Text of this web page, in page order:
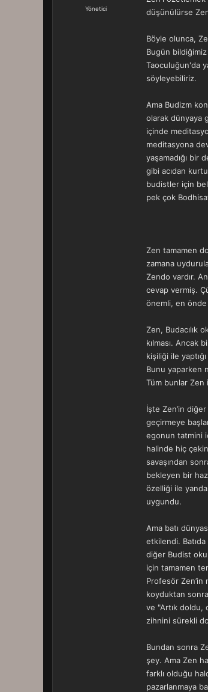
Yönetici
düşünülürse
Böyle olunca,
Bugün
Taoculuğun'da
söyleyebiliriz.
Ama Budizm
olarak dünyaya
içinde
meditasyona
yaşamadığı bir
gibi acıdan
budistler için
pek çok
Zen tamamen
zamana
Zendo vardır.
cevap vermiş.
önemli, en
Zen, Budacılık
kılması. Ancak
kişiliği ile
Bunu yaparken
Tüm bunlar
İşte Zen’in
geçirmeye
egonun tatmini
halinde hiç
savaşından
bekleyen bir
özelliği ile
uygundu.
Ama batı
etkilendi.
diğer Budist
için tamamen
Profesör
koyduktan
ve "Artık doldu,
zihnini sürekli
Bundan sonra
şey. Ama Zen
farklı olduğu
pazarlanmaya